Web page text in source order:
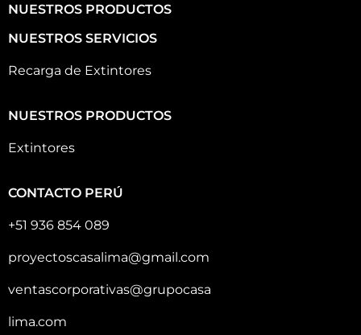
NUESTROS PRODUCTOS
NUESTROS SERVICIOS
Recarga de Extintores
NUESTROS PRODUCTOS
Extintores
CONTACTO PERÚ
+51 936 854 089
proyectoscasalima@gmail.com
ventascorporativas@grupocasa
lima.com